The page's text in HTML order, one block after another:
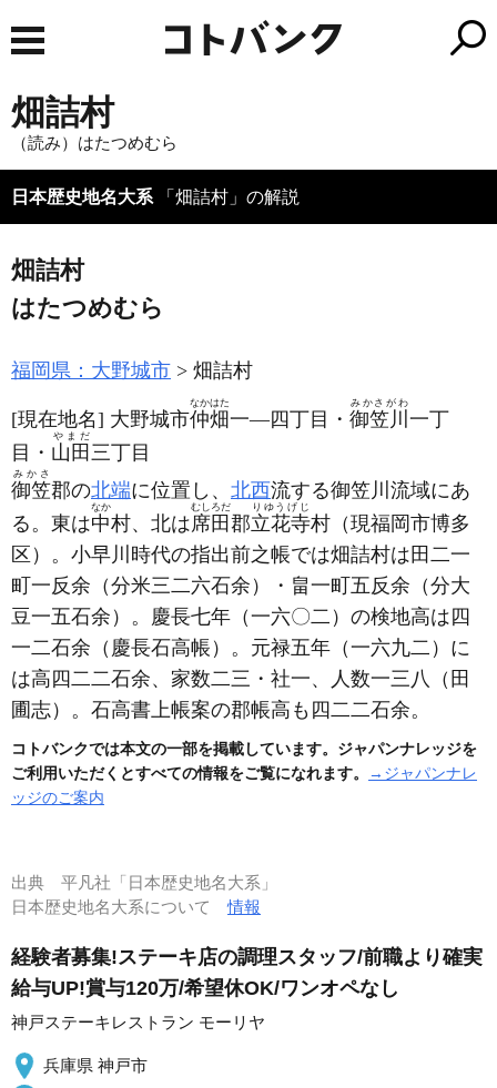
畑詰村
（読み）はたつめむら
日本歴史地名大系 「畑詰村」の解説
畑詰村
はたつめむら
福岡県：大野城市 畑詰村
[現在地名] 大野城市仲畑
なかはた
一―四丁目・ 御笠川
みかさがわ
一丁
目・ 山田
やまだ
三丁目
御笠
みかさ
郡の北端に位置し、 北西流する御笠川流域にあ
る。東は中
なか
村、北は席田
むしろだ
郡立花寺
りゆうげじ
村 （現福岡市博多
区） 。小早川時代の指出前之帳では畑詰村は田二一
町一反余 （分米三二六石余） ・畠一町五反余 （分大
豆一五石余） 。慶長七年 （一六〇二） の検地高は四
一二石余 （慶長石高帳） 。元禄五年 （一六九二） に
は高四二二石余、家数二三・社一、人数一三八 （田
圃志） 。石高書上帳案の郡帳高も四二二石余。
コトバンクでは本文の一部を掲載しています。ジャパンナレッジを
ご利用いただくとすべての情報をご覧になれます。
→ジャパンナレ
ッジのご案内
出典 平凡社「日本歴史地名大系」
日本歴史地名大系について情報
経験者募集!ステーキ店の調理スタッフ/前職より確実
給与UP!賞与120万/希望休OK/ワンオペなし
神戸ステーキレストラン モーリヤ
兵庫県 神戸市